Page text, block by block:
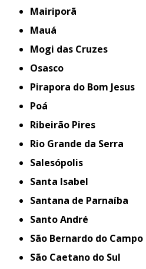
Mairiporã
Mauá
Mogi das Cruzes
Osasco
Pirapora do Bom Jesus
Poá
Ribeirão Pires
Rio Grande da Serra
Salesópolis
Santa Isabel
Santana de Parnaíba
Santo André
São Bernardo do Campo
São Caetano do Sul